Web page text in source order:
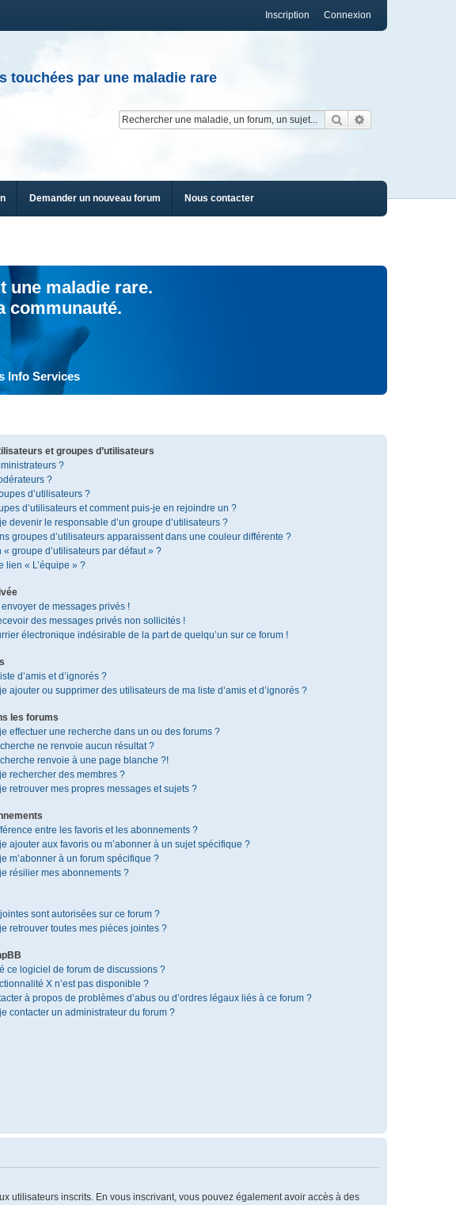
Connexion
Inscription
touchées par une maladie rare
Rechercher
Demander un nouveau forum Nous contacter
une maladie rare.
communauté.
Info Services
et groupes d’utilisateurs
?
?
d’utilisateurs ?
d’utilisateurs et comment puis-je en rejoindre un ?
devenir le responsable d’un groupe d’utilisateurs ?
groupes d’utilisateurs apparaissent dans une couleur différente ?
« groupe d’utilisateurs par défaut » ?
lien « L’équipe » ?
de messages privés !
des messages privés non sollicités !
électronique indésirable de la part de quelqu’un sur ce forum !
d’amis et d’ignorés ?
ajouter ou supprimer des utilisateurs de ma liste d’amis et d’ignorés ?
les forums
effectuer une recherche dans un ou des forums ?
ne renvoie aucun résultat ?
renvoie à une page blanche ?!
rechercher des membres ?
retrouver mes propres messages et sujets ?
entre les favoris et les abonnements ?
ajouter aux favoris ou m’abonner à un sujet spécifique ?
m’abonner à un forum spécifique ?
résilier mes abonnements ?
sont autorisées sur ce forum ?
retrouver toutes mes pièces jointes ?
ce logiciel de forum de discussions ?
X n’est pas disponible ?
à propos de problèmes d’abus ou d’ordres légaux liés à ce forum ?
contacter un administrateur du forum ?
utilisateurs inscrits. En vous inscrivant, vous pouvez également avoir accès à des